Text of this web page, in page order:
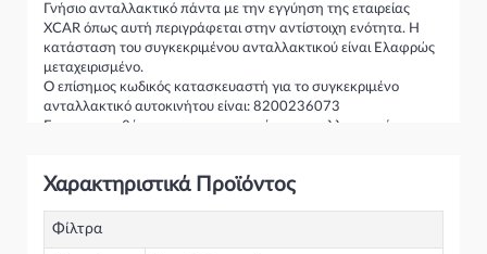
Γνήσιο ανταλλακτικό πάντα με την εγγύηση της εταιρείας
XCAR όπως αυτή περιγράφεται στην αντίστοιχη ενότητα. Η
κατάσταση του συγκεκριμένου ανταλλακτικού είναι Ελαφρώς
μεταχειρισμένο.
Ο επίσημος κωδικός κατασκευαστή για το συγκεκριμένο
ανταλλακτικό αυτοκινήτου είναι: 8200236073
Για την τοποθέτηση του συγκεκριμένου ανταλλακτικού
ανταλλακτικό ταιριάζει στο αυτοκίνητό σας μην διστάσετε να
καθώς διαθέτουμε πλούσια γκάμα από Αερόσακος Καθίσματος
Χαρακτηριστικά Προϊόντος
Φίλτρα